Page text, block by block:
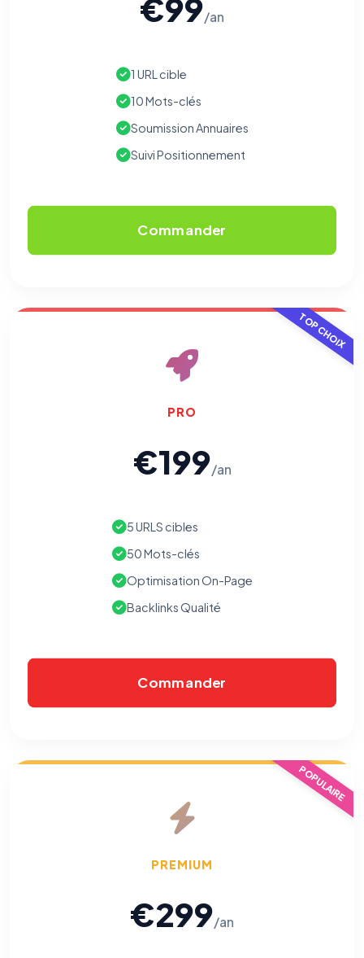
€99/an
1 URL cible
10 Mots-clés
Soumission Annuaires
Suivi Positionnement
Commander
TOP CHOIX
PRO
€199/an
5 URLS cibles
50 Mots-clés
Optimisation On-Page
Backlinks Qualité
Commander
POPULAIRE
PREMIUM
€299/an